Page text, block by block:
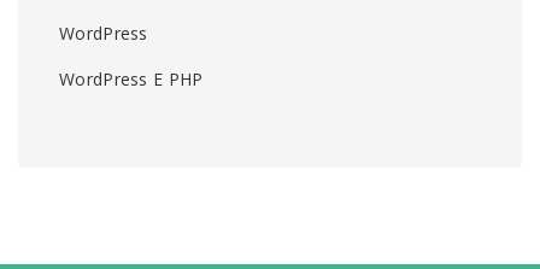
WordPress
WordPress E PHP